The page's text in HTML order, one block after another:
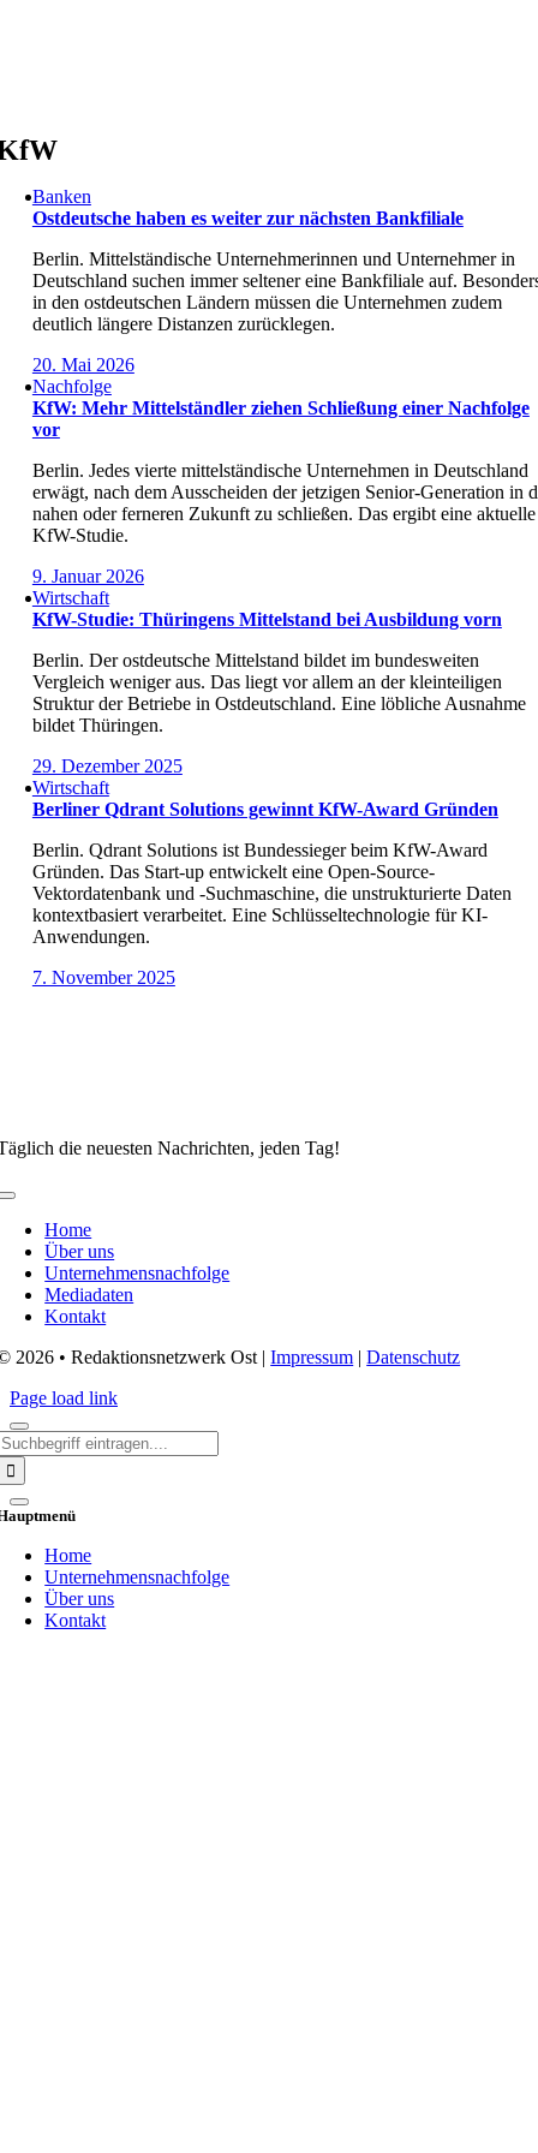
Banken
Ostdeutsche haben es weiter zur nächsten Bankfiliale
Berlin. Mittelständische Unternehmerinnen und Unternehmer in
Deutschland suchen immer seltener eine Bankfiliale auf.
in den ostdeutschen Ländern müssen die Unternehmen zudem
deutlich längere Distanzen zurücklegen.
20. Mai 2026
Nachfolge
KfW: Mehr Mittelständler ziehen Schließung einer Nachfolge
vor
Berlin. Jedes vierte mittelständische Unternehmen in Deutschland
erwägt, nach dem Ausscheiden der jetzigen Senior-Generation in
nahen oder ferneren Zukunft zu schließen. Das ergibt eine aktuelle
KfW-Studie.
9. Januar 2026
Wirtschaft
KfW-Studie: Thüringens Mittelstand bei Ausbildung vorn
Berlin. Der ostdeutsche Mittelstand bildet im bundesweiten
Vergleich weniger aus. Das liegt vor allem an der kleinteiligen
Struktur der Betriebe in Ostdeutschland. Eine löbliche Ausnahme
bildet Thüringen.
29. Dezember 2025
Wirtschaft
Berliner Qdrant Solutions gewinnt KfW-Award Gründen
Berlin. Qdrant Solutions ist Bundessieger beim KfW-Award
Gründen. Das Start-up entwickelt eine Open-Source-
Vektordatenbank und -Suchmaschine, die unstrukturierte Daten
kontextbasiert verarbeitet. Eine Schlüsseltechnologie für KI-
Anwendungen.
7. November 2025
die neuesten Nachrichten, jeden Tag!
Toggle
NavigationHome
Über uns
Unternehmensnachfolge
Mediadaten
Kontakt
2026 • Redaktionsnetzwerk Ost |Impressum |Datenschutz
Page load link
Home
Unternehmensnachfolge
Über uns
Kontakt